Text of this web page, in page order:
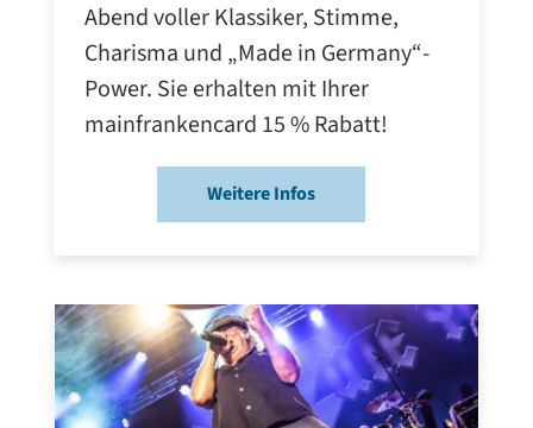
Abend voller Klassiker, Stimme,
Charisma und „Made in Germany“-
Power. Sie erhalten mit Ihrer
mainfrankencard 15 % Rabatt!
Weitere Infos